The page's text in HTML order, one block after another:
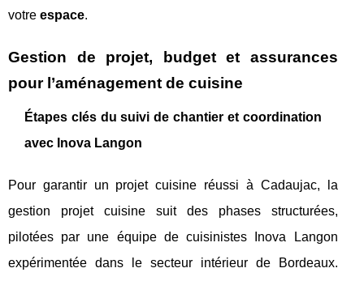
votre espace.
Gestion de projet, budget et assurances
pour l’aménagement de cuisine
Étapes clés du suivi de chantier et coordination
avec Inova Langon
Pour garantir un projet cuisine réussi à Cadaujac, la
gestion projet cuisine suit des phases structurées,
pilotées par une équipe de cuisinistes Inova Langon
expérimentée dans le secteur intérieur de Bordeaux.